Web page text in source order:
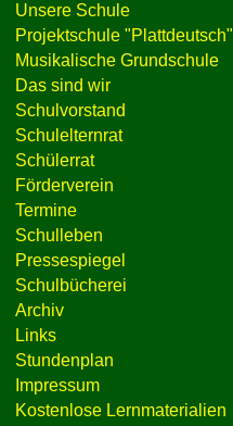
Unsere Schule
Projektschule "Plattdeutsch"
Musikalische Grundschule
Das sind wir
Schulvorstand
Schulelternrat
Schülerrat
Förderverein
Termine
Schulleben
Pressespiegel
Schulbücherei
Archiv
Links
Stundenplan
Impressum
Kostenlose Lernmaterialien